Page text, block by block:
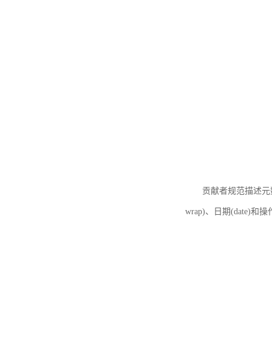
贡献者规范描述
wrap)、日期(date)和操